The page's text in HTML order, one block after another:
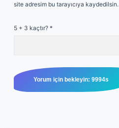
site adresim bu tarayıcıya kaydedilsin.
5 + 3 kaçtır? *